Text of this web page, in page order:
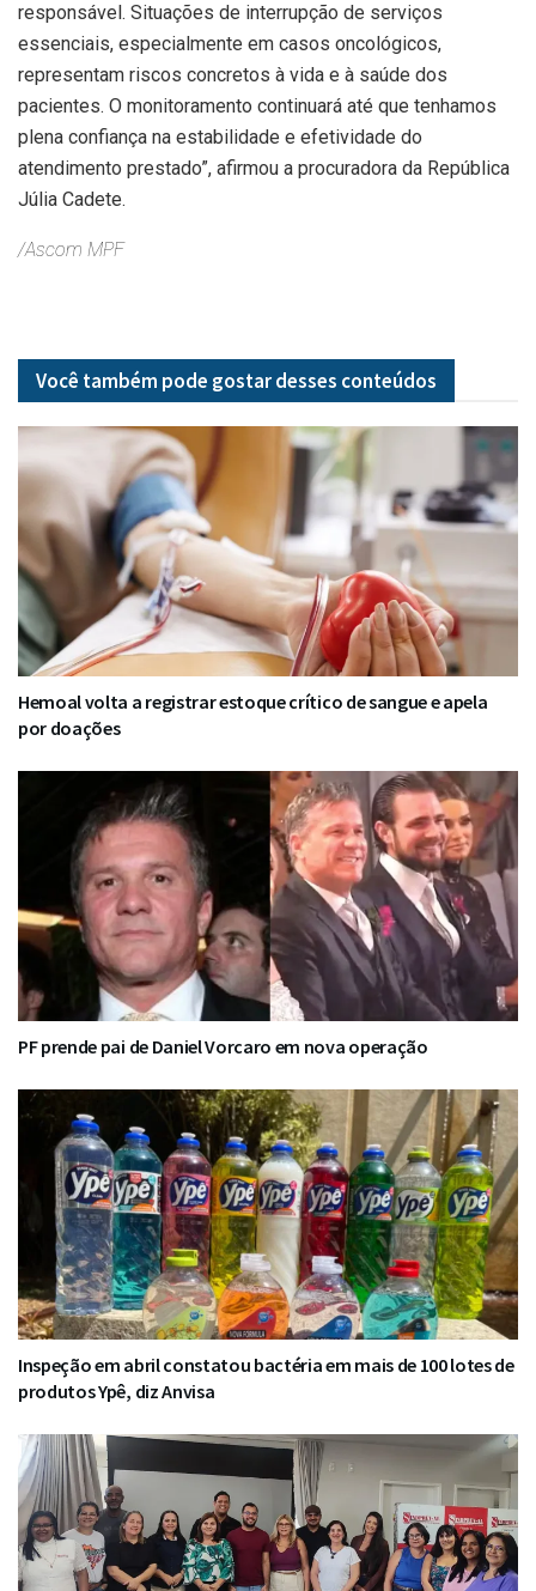
responsável. Situações de interrupção de serviços
essenciais, especialmente em casos oncológicos,
representam riscos concretos à vida e à saúde dos
pacientes. O monitoramento continuará até que tenhamos
plena confiança na estabilidade e efetividade do
atendimento prestado”, afirmou a procuradora da República
Júlia Cadete.
/Ascom MPF
Você também pode gostar desses conteúdos
Hemoal volta a registrar estoque crítico de sangue e apela
por doações
PF prende pai de Daniel Vorcaro em nova operação
Inspeção em abril constatou bactéria em mais de 100 lotes de
produtos Ypê, diz Anvisa